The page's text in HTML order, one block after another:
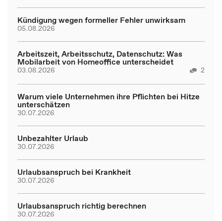
Kündigung wegen formeller Fehler unwirksam
05.08.2026
Arbeitszeit, Arbeitsschutz, Datenschutz: Was
Mobilarbeit von Homeoffice unterscheidet
03.08.2026 2
Warum viele Unternehmen ihre Pflichten bei Hitze
unterschätzen
30.07.2026
Unbezahlter Urlaub
30.07.2026
Urlaubsanspruch bei Krankheit
30.07.2026
Urlaubsanspruch richtig berechnen
30.07.2026